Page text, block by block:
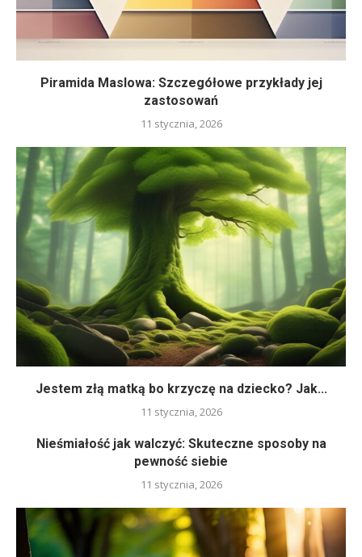
Piramida Maslowa: Szczegółowe przykłady jej
zastosowań
11 stycznia, 2026
Jestem złą matką bo krzyczę na dziecko? Jak...
11 stycznia, 2026
Nieśmiałość jak walczyć: Skuteczne sposoby na
pewność siebie
11 stycznia, 2026